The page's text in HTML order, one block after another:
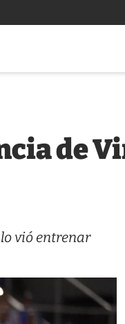
de
vió entrenar